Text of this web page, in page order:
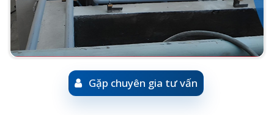
Gặp chuyên gia tư vấn